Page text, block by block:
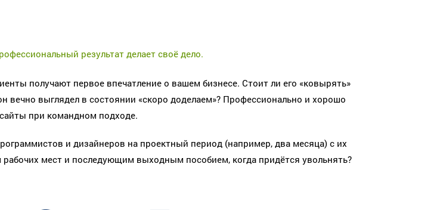
результат делает своё дело.
получают первое впечатление о вашем бизнесе. Стоит ли его «ковырять»
вечно выглядел в состоянии «скоро доделаем»? Профессионально и хорошо
при командном подходе.
и дизайнеров на проектный период (например, два месяца) с их
мест и последующим выходным пособием, когда придётся увольнять?